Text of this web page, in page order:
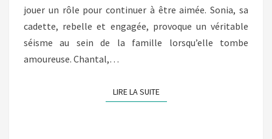
jouer un rôle pour continuer à être aimée. Sonia, sa
cadette, rebelle et engagée, provoque un véritable
séisme au sein de la famille lorsqu’elle tombe
amoureuse. Chantal,…
LIRE LA SUITELIRE LA SUITE